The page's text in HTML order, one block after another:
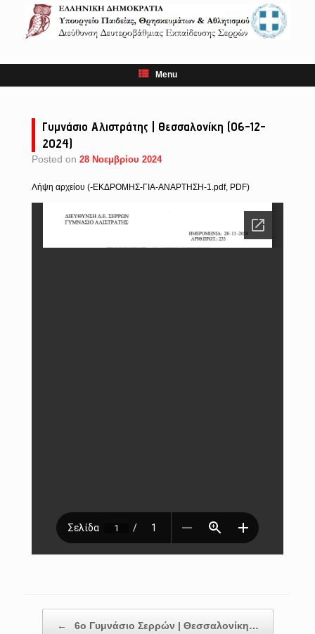
content
Menu
Γυμνάσιο Αλιστράτης | Θεσσαλονίκη (06-12-
2024)
Posted on 28 Νοεμβρίου 2024
Λήψη αρχείου (-ΕΚΔΡΟΜΗΣ-ΓΙΑ-ΑΝΑΡΤΗΣΗ-1.pdf, PDF)
←
6ο Γυμνάσιο Σερρών | Θεσσαλονίκη…